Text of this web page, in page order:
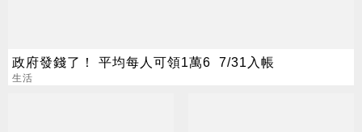
政府發錢了！ 平均每人可領1萬6 7/31入帳
生活